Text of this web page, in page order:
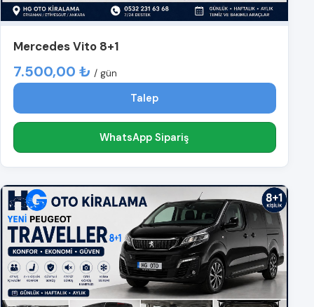
Mercedes Vito 8+1
7.500,00 ₺ / gün
Talep
WhatsApp Sipariş